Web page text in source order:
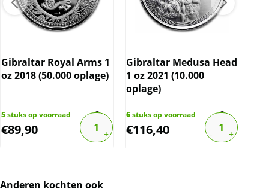
BTW
Dit product wordt onder de margeregel
over de marge die wij behalen op dit product.
De btw mag hierdoor door ons niet op de
factuur vermeld worden. De prijs op de
Gibraltar Royal Arms 1
oz 2018 (50.000 oplage)
5stuks op voorraad
€89,90
Gibraltar Medusa Head
1 oz 2021 (10.000
oplage)
6stuks op voorraad
€116,40
Anderen kochten ook